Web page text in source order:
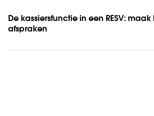
De kassiersfunctie in een RESV:
afspraken